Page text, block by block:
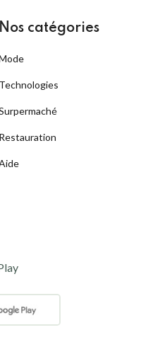
Nos catégories
Technologies
Restauration